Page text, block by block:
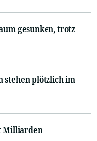
gesunken, trotz
stehen plötzlich im
Milliarden